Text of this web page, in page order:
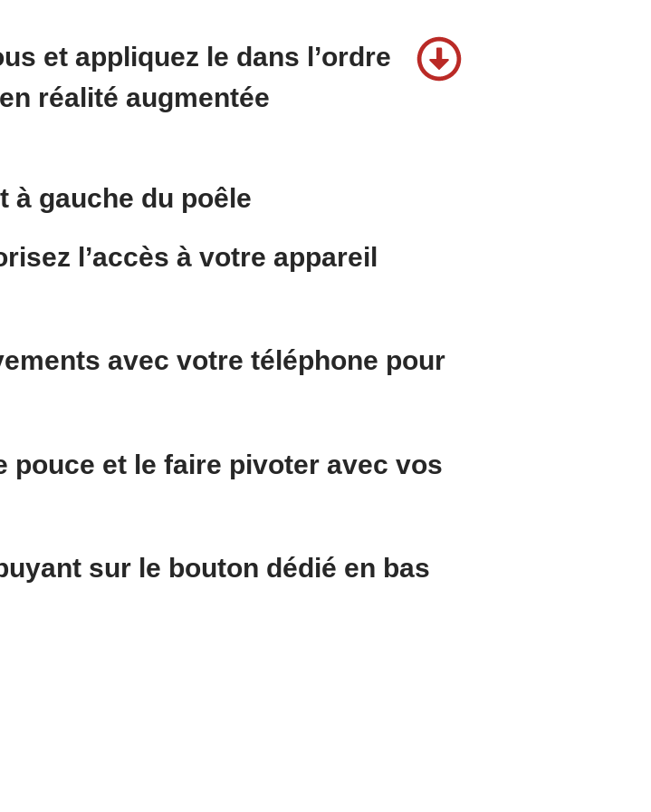
et appliquez le dans l’ordre
réalité augmentée
à gauche du poêle
l’accès à votre appareil
avec votre téléphone pour
pouce et le faire pivoter avec vos
sur le bouton dédié en bas